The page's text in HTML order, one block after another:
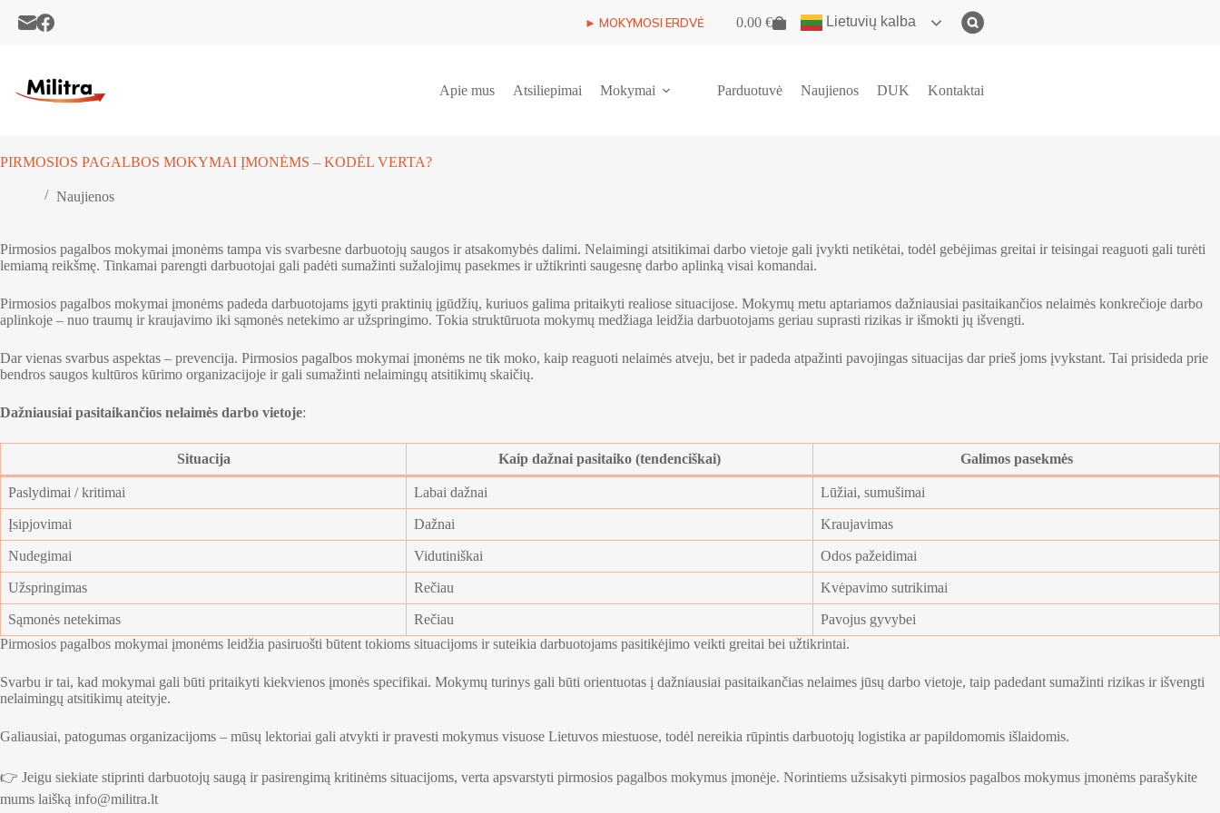
► MOKYMOSI ERDVĖ
Shopping
0.00 € Lietuvių kalba
Apie mus Atsiliepimai Mokymai Parduotuvė Naujienos DUK Kontaktai
PIRMOSIOS PAGALBOS MOKYMAI ĮMONĖMS – KODĖL VERTA?
Naujienos
Pirmosios pagalbos mokymai įmonėms tampa vis svarbesne darbuotojų saugos ir atsakomybės dalimi. Nelaimingi atsitikimai darbo vietoje gali įvykti netikėtai, todėl gebėjimas greitai ir teisingai reaguoti gali turėti
lemiamą reikšmę. Tinkamai parengti darbuotojai gali padėti sumažinti sužalojimų pasekmes ir užtikrinti saugesnę darbo aplinką visai komandai.
Pirmosios pagalbos mokymai įmonėms padeda darbuotojams įgyti praktinių įgūdžių, kuriuos galima pritaikyti realiose situacijose. Mokymų metu aptariamos dažniausiai pasitaikančios nelaimės konkrečioje darbo
aplinkoje – nuo traumų ir kraujavimo iki sąmonės netekimo ar užspringimo. Tokia struktūruota mokymų medžiaga leidžia darbuotojams geriau suprasti rizikas ir išmokti jų išvengti.
Dar vienas svarbus aspektas – prevencija. Pirmosios pagalbos mokymai įmonėms ne tik moko, kaip reaguoti nelaimės atveju, bet ir padeda atpažinti pavojingas situacijas dar prieš joms įvykstant. Tai prisideda prie
bendros saugos kultūros kūrimo organizacijoje ir gali sumažinti nelaimingų atsitikimų skaičių.
Dažniausiai pasitaikančios nelaimės darbo vietoje:
Situacija Kaip dažnai pasitaiko (tendenciškai) Galimos pasekmės
Paslydimai / kritimai Labai dažnai Lūžiai, sumušimai
Įsipjovimai Dažnai Kraujavimas
Nudegimai Vidutiniškai Odos pažeidimai
Užspringimas Rečiau Kvėpavimo sutrikimai
Sąmonės netekimas Rečiau
Pavojus gyvybei
Pirmosios pagalbos mokymai įmonėms leidžia pasiruošti būtent tokioms situacijoms ir suteikia darbuotojams pasitikėjimo veikti greitai bei užtikrintai.
Svarbu ir tai, kad mokymai gali būti pritaikyti kiekvienos įmonės specifikai. Mokymų turinys gali būti orientuotas į dažniausiai pasitaikančias nelaimes jūsų darbo vietoje, taip padedant sumažinti rizikas ir išvengti
nelaimingų atsitikimų ateityje.
Galiausiai, patogumas organizacijoms – mūsų lektoriai gali atvykti ir pravesti mokymus visuose Lietuvos miestuose, todėl nereikia rūpintis darbuotojų logistika ar papildomomis išlaidomis.
👉 Jeigu siekiate stiprinti darbuotojų saugą ir pasirengimą kritinėms situacijoms, verta apsvarstyti pirmosios pagalbos mokymus įmonėje. Norintiems užsisakyti pirmosios pagalbos mokymus įmonėms parašykite
mums laišką info@militra.lt